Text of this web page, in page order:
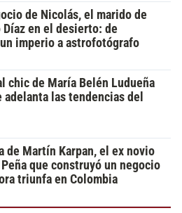
de Nicolás, el marido de
Díaz en el desierto: de
imperio a astrofotógrafo
chic de María Belén Ludueña
adelanta las tendencias del
de Martín Karpan, el ex novio
que construyó un negocio
triunfa en Colombia